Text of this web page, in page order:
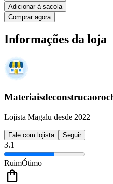
Adicionar à sacola
Comprar agora
Informações da loja
Lojista Magalu desde 2022
Fale com lojista Seguir
3.1
RuimÓtimo